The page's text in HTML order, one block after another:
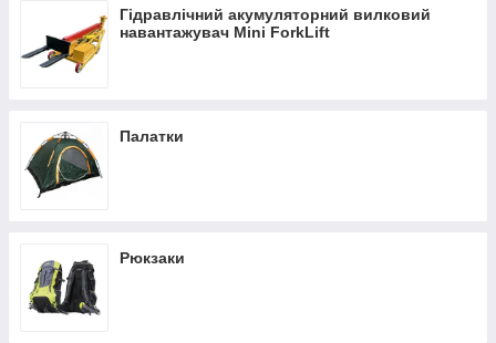
Гідравлічний акумуляторний вилковий
навантажувач Mini ForkLift
Палатки
Рюкзаки